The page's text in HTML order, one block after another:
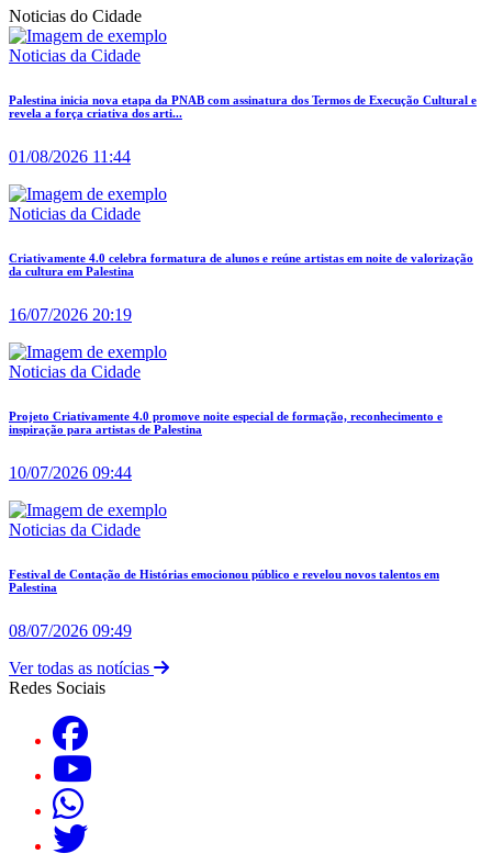
Noticias do Cidade
Noticias da Cidade
Palestina inicia nova etapa da PNAB com assinatura dos Termos de Execução Cultural e
revela a força criativa dos arti...
01/08/2026 11:44
Noticias da Cidade
Criativamente 4.0 celebra formatura de alunos e reúne artistas em noite de valorização
da cultura em Palestina
16/07/2026 20:19
Noticias da Cidade
Projeto Criativamente 4.0 promove noite especial de formação, reconhecimento e
inspiração para artistas de Palestina
10/07/2026 09:44
Noticias da Cidade
Festival de Contação de Histórias emocionou público e revelou novos talentos em
Palestina
08/07/2026 09:49
Ver todas as notícias
Redes Sociais